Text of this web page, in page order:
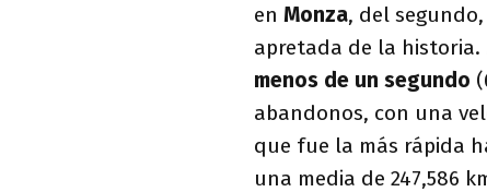
en Monza, del
apretada de la historia.
menos de un segundo
abandonos, con una
que fue la más rápida
una media de 247,586